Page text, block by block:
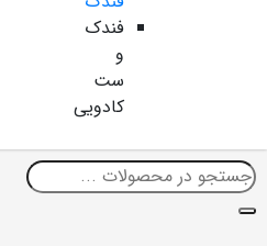
فندک
و
ست
کادویی